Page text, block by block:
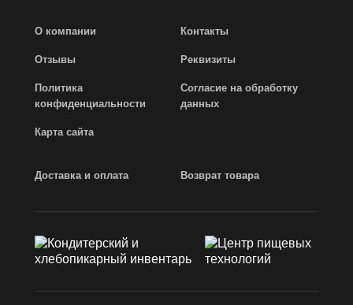
О компании Контакты
Отзывы Реквизиты
Политика
конфиденциальности
Согласие на обработку
данных
Карта сайта
Доставка и оплата Возврат товара